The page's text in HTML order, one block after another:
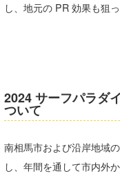
し、地元の PR 効果も狙っ
2024 サーフパラダ
ついて
南相馬市および沿岸地域
し、年間を通して市内外